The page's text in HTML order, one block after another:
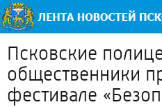
Псковские
общественники
фестивале